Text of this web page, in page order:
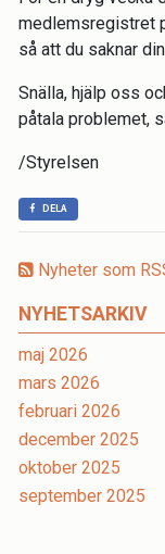
Nyheter som
NYHETSARKIV
maj 2026
mars 2026
februari 2026
december 2025
oktober 2025
september 2025
medlemsregistret
så att du saknar
Snälla, hjälp oss
påtala problemet,
/Styrelsen
DELA